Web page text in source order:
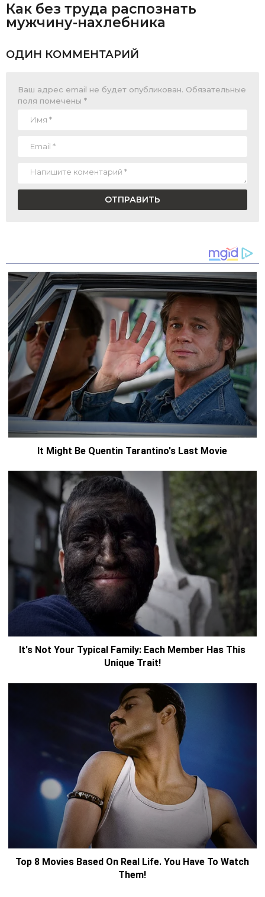
Как без труда распознать
мужчину-нахлебника
ОДИН КОММЕНТАРИЙ
Ваш адрес email не будет опубликован. Обязательные
поля помечены *